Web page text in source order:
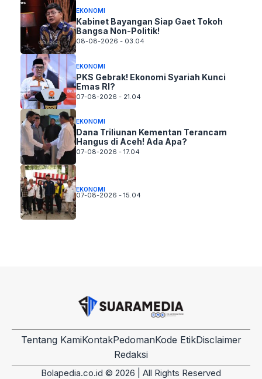
EKONOMI
Kabinet Bayangan Siap Gaet Tokoh
Bangsa Non-Politik!
08-08-2026 - 03.04
EKONOMI
PKS Gebrak! Ekonomi Syariah Kunci
Emas RI?
07-08-2026 - 21.04
EKONOMI
Dana Triliunan Kementan Terancam
Hangus di Aceh! Ada Apa?
07-08-2026 - 17.04
EKONOMI
07-08-2026 - 15.04
Tentang KamiKontakPedomanKode EtikDisclaimer
Redaksi
Bolapedia.co.id © 2026 | All Rights Reserved